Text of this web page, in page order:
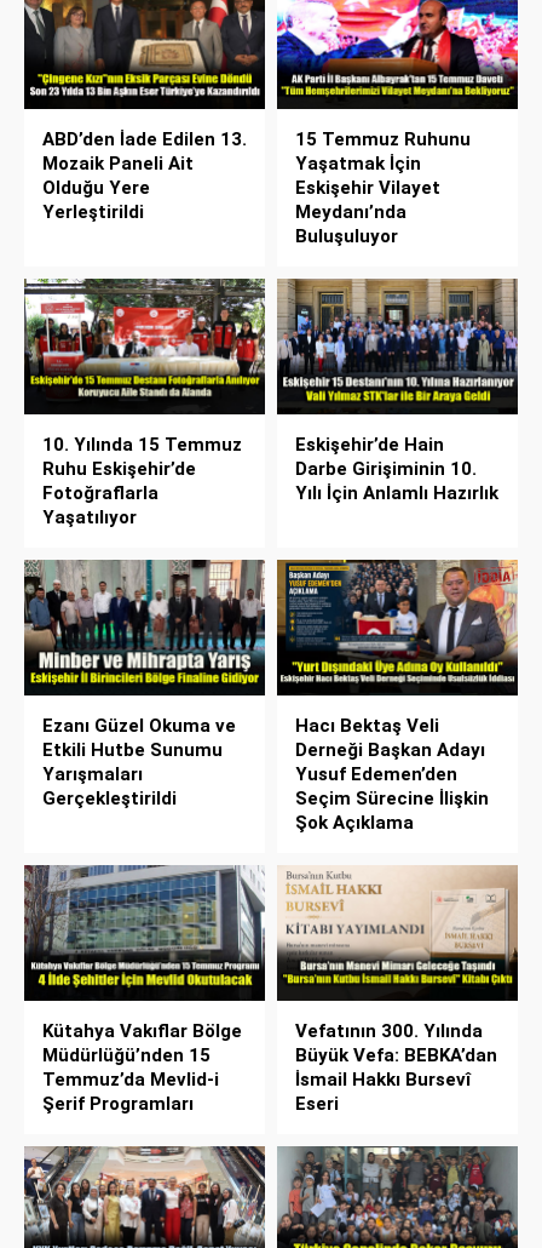
ABD’den İade Edilen 13.
Mozaik Paneli Ait
Olduğu Yere
Yerleştirildi
15 Temmuz Ruhunu
Yaşatmak İçin
Eskişehir Vilayet
Meydanı’nda
Buluşuluyor
10. Yılında 15 Temmuz
Ruhu Eskişehir’de
Fotoğraflarla
Yaşatılıyor
Eskişehir’de Hain
Darbe Girişiminin 10.
Yılı İçin Anlamlı Hazırlık
Ezanı Güzel Okuma ve
Etkili Hutbe Sunumu
Yarışmaları
Gerçekleştirildi
Hacı Bektaş Veli
Derneği Başkan Adayı
Yusuf Edemen’den
Seçim Sürecine İlişkin
Şok Açıklama
Kütahya Vakıflar Bölge
Müdürlüğü’nden 15
Temmuz’da Mevlid-i
Şerif Programları
Vefatının 300. Yılında
Büyük Vefa: BEBKA’dan
İsmail Hakkı Bursevî
Eseri